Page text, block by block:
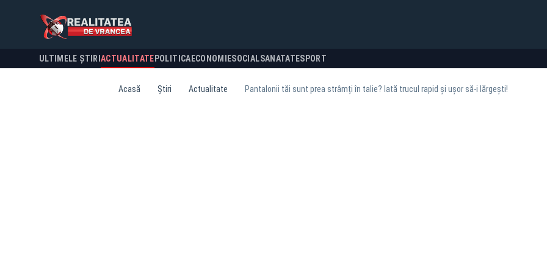
ULTIMELE ȘTIRI ACTUALITATE POLITICA ECONOMIESOCIALSANATATESPORT
Acasă Știri Actualitate Pantalonii tăi sunt prea strâmți în talie? Iată trucul rapid și ușor să-i lărgești!